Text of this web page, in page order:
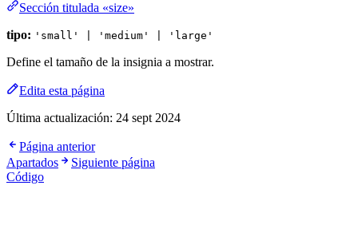
Sección titulada «size»
tipo: 'small' | 'medium' | 'large'
Define el tamaño de la insignia a mostrar.
Edita esta página
Última actualización: 24 sept 2024
Página anterior
Apartados
Siguiente página
Código